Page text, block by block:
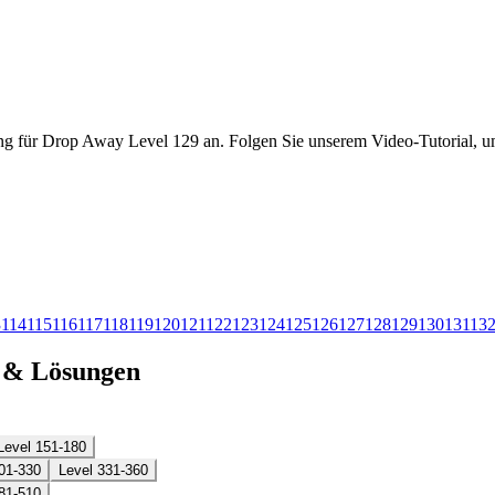
für Drop Away Level 129 an. Folgen Sie unserem Video-Tutorial,
114115116117118119120121122123124125126127128129130131132
Lösungen
151-180
330
Level 331-360